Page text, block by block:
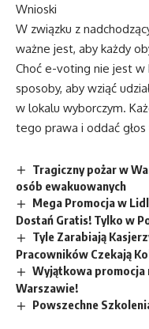
Wnioski
W związku z
ważne jest, aby każdy
Choć e-voting nie jest w
sposoby, aby wziąć
w lokalu wyborczym.
tego prawa i oddać
Tragiczny pożar w
osób ewakuowanych
Mega Promocja w
Dostań Gratis! Tylko w
Tyle Zarabiają
Pracowników Czekają
Wyjątkowa promocja
Warszawie!
Powszechne